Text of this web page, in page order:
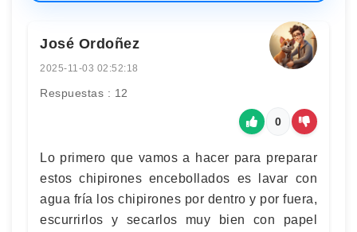
José Ordoñez
2025-11-03 02:52:18
Respuestas : 12
0
Lo primero que vamos a hacer para preparar
estos chipirones encebollados es lavar con
agua fría los chipirones por dentro y por fuera,
escurrirlos y secarlos muy bien con papel